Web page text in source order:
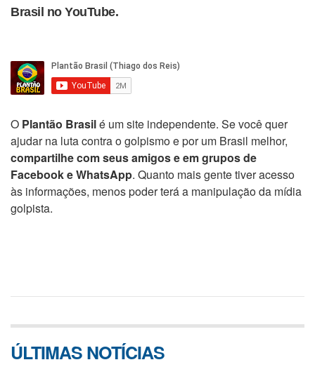
Brasil no YouTube.
O Plantão Brasilé um site independente. Se você quer
ajudar na luta contra o golpismo e por um Brasil melhor,
compartilhe com seus amigos e em grupos de
Facebook e WhatsApp. Quanto mais gente tiver acesso
às informações, menos poder terá a manipulação da mídia
golpista.
ÚLTIMAS NOTÍCIAS